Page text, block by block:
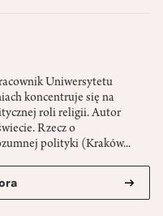
Uniwersytetu
koncentruje się na
roli religii. Autor
Rzecz o
polityki (Kraków...